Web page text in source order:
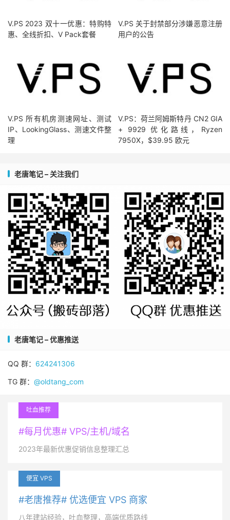
V.PS 2023 双十一优惠：特购特
惠、全线折扣、V Pack套餐
V.PS 关于封禁部分涉嫌恶意注册
用户的公告
V.PS 所有机房测速网址、测试
IP、LookingGlass、测速文件整
理
V.PS：荷兰阿姆斯特丹 CN2 GIA
+ 9929 优化路线，Ryzen
7950X，$39.95 欧元
老唐笔记 – 关注我们
老唐笔记 – 优惠推送
QQ 群： 624241306
TG 群： @oldtang_com
吐血推荐
#每月优惠# VPS/主机/域名
2023年最新优惠促销信息整理汇总
便宜 VPS
#老唐推荐# 优选便宜 VPS 商家
八年建站经验，吐血整理，高端优质路线